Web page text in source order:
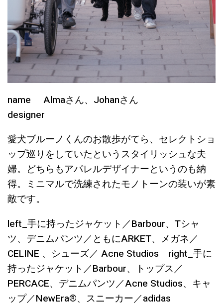
name Almaさん、Johanさん
designer
愛犬ブルーノくんのお散歩がてら、セレクトショ
ップ巡りをしていたというスタイリッシュな夫
婦。どちらもアパレルデザイナーというのも納
得。ミニマルで洗練されたモノトーンの装いが素
敵です。
left_手に持ったジャケット／Barbour、Tシャ
ツ、デニムパンツ／ともにARKET、メガネ／
CELINE 、シューズ／ Acne Studios right_手に
持ったジャケット／Barbour、トップス／
PERCACE、デニムパンツ／Acne Studios、キャ
ップ／NewEra®、スニーカー／adidas